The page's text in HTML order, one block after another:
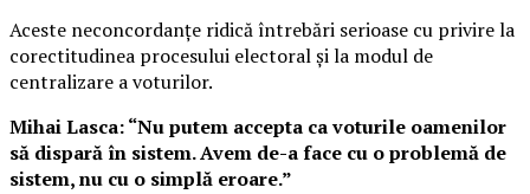
Aceste neconcordanțe ridică întrebări serioase cu privire la
corectitudinea procesului electoral și la modul de
centralizare a voturilor.
Mihai Lasca: “Nu putem accepta ca voturile oamenilor
să dispară în sistem. Avem de-a face cu o problemă de
sistem, nu cu o simplă eroare.”